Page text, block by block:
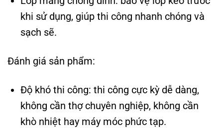
khi sử dụng, giúp thi công nhanh chóng và
sạch sẽ.
Đánh giá sản phẩm:
Độ khó thi công: thi công cực kỳ dễ dàng,
không cần thợ chuyên nghiệp, không cần
khò nhiệt hay máy móc phức tạp.